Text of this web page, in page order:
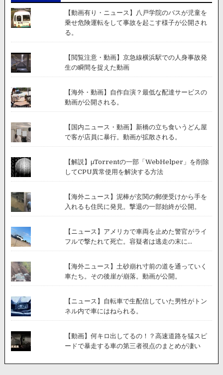
【動画有り・ニュース】八戸学院のバスが児童を
乗せ危険運転をして事故を起こす様子が公開され
る。
【閲覧注意・動画】京急線横浜駅での人身事故発
生の瞬間を捉えた動画
【海外・動画】自作自演？最低な配達サービスの
動画が公開される。
【国内ニュース・動画】新橋の立ち食いうどん屋
で客が店員に暴行。動画が拡散される。
【解説】μTorrentの一部「WebHelper」を削除
してCPU異常使用を解決する方法
【海外ニュース】泥棒が玄関の郵便受けから手を
入れるも住民に発見。撃退の一部始終が公開。
【ニュース】アメリカで車両を止めた警官がライ
フルで撃たれて死亡。容疑者は逃走の末に...
【海外ニュース】土砂崩れ寸前の道を通っていく
車たち。その後崖が崩落。動画が公開。
【ニュース】自転車で生配信していた男性がトン
ネル内で車にはねられる。
【動画】何キロ出してるの！？高速道路を猛スピ
ードで暴走する車の第三者視点のまとめが凄い